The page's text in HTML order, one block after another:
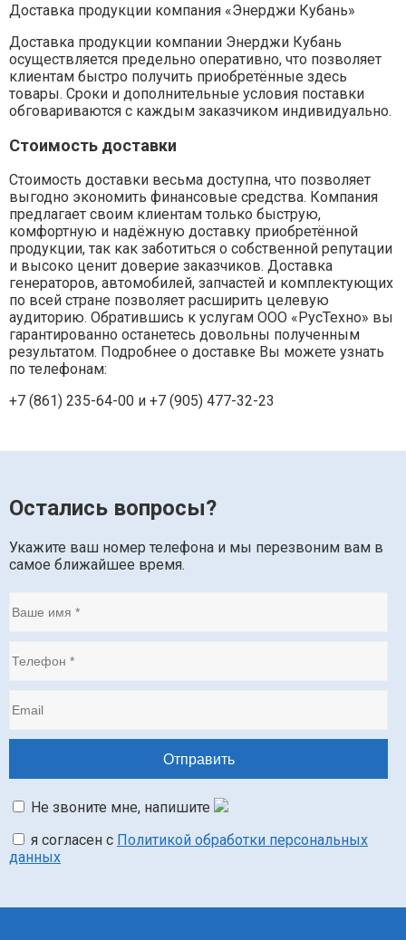
Доставка продукции компания «Энерджи Кубань»
Доставка продукции компании Энерджи Кубань
осуществляется предельно оперативно, что позволяет
клиентам быстро получить приобретённые здесь
товары. Сроки и дополнительные условия поставки
обговариваются с каждым заказчиком индивидуально.
Стоимость доставки
Стоимость доставки весьма доступна, что позволяет
выгодно экономить финансовые средства. Компания
предлагает своим клиентам только быструю,
комфортную и надёжную доставку приобретённой
продукции, так как заботиться о собственной репутации
и высоко ценит доверие заказчиков. Доставка
генераторов, автомобилей, запчастей и комплектующих
по всей стране позволяет расширить целевую
аудиторию. Обратившись к услугам ООО «РусТехно» вы
гарантированно останетесь довольны полученным
результатом. Подробнее о доставке Вы можете узнать
по телефонам:
+7 (861) 235-64-00 и +7 (905) 477-32-23
Остались вопросы?
Укажите ваш номер телефона и мы перезвоним вам в
самое ближайшее время.
Не звоните мне, напишите
я согласен с Политикой обработки персональных
данных